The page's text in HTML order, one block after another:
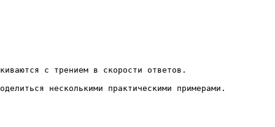
с трением в скорости ответов.
несколькими практическими примерами.